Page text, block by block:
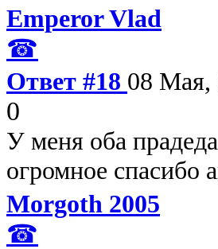
Emperor Vlad
☎
Ответ #18 08 Мая,
0
У меня оба
огромное спасибо
Morgoth 2005
☎